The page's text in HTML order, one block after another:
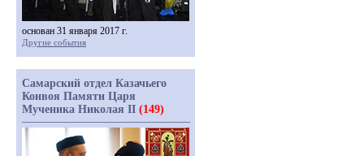
основан 31 января 2017 г.
Другие события
Самарский отдел Казачьего
Конвоя Памяти Царя
Мученика Николая II (149)